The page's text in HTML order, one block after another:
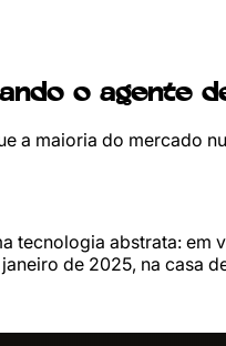
o agente
a maioria do mercado
tecnologia abstrata: em
de 2025, na casa